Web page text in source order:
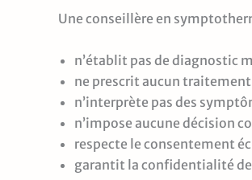
Une conseillère en
n’établit pas de diagnostic
ne prescrit aucun traitement
n’interprète pas des
n’impose aucune décision
respecte le consentement
garantit la confidentialité